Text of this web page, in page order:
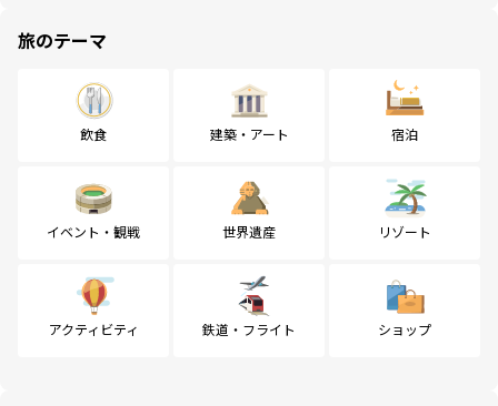
旅のテーマ
飲食 建築・アート 宿泊
イベント・観戦 世界遺産 リゾート
アクティビティ 鉄道・フライト ショップ